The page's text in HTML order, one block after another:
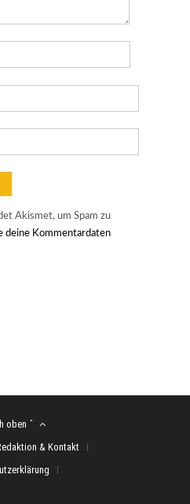
Akismet, um Spam zu
deine Kommentardaten
oben ˆ
& Kontakt